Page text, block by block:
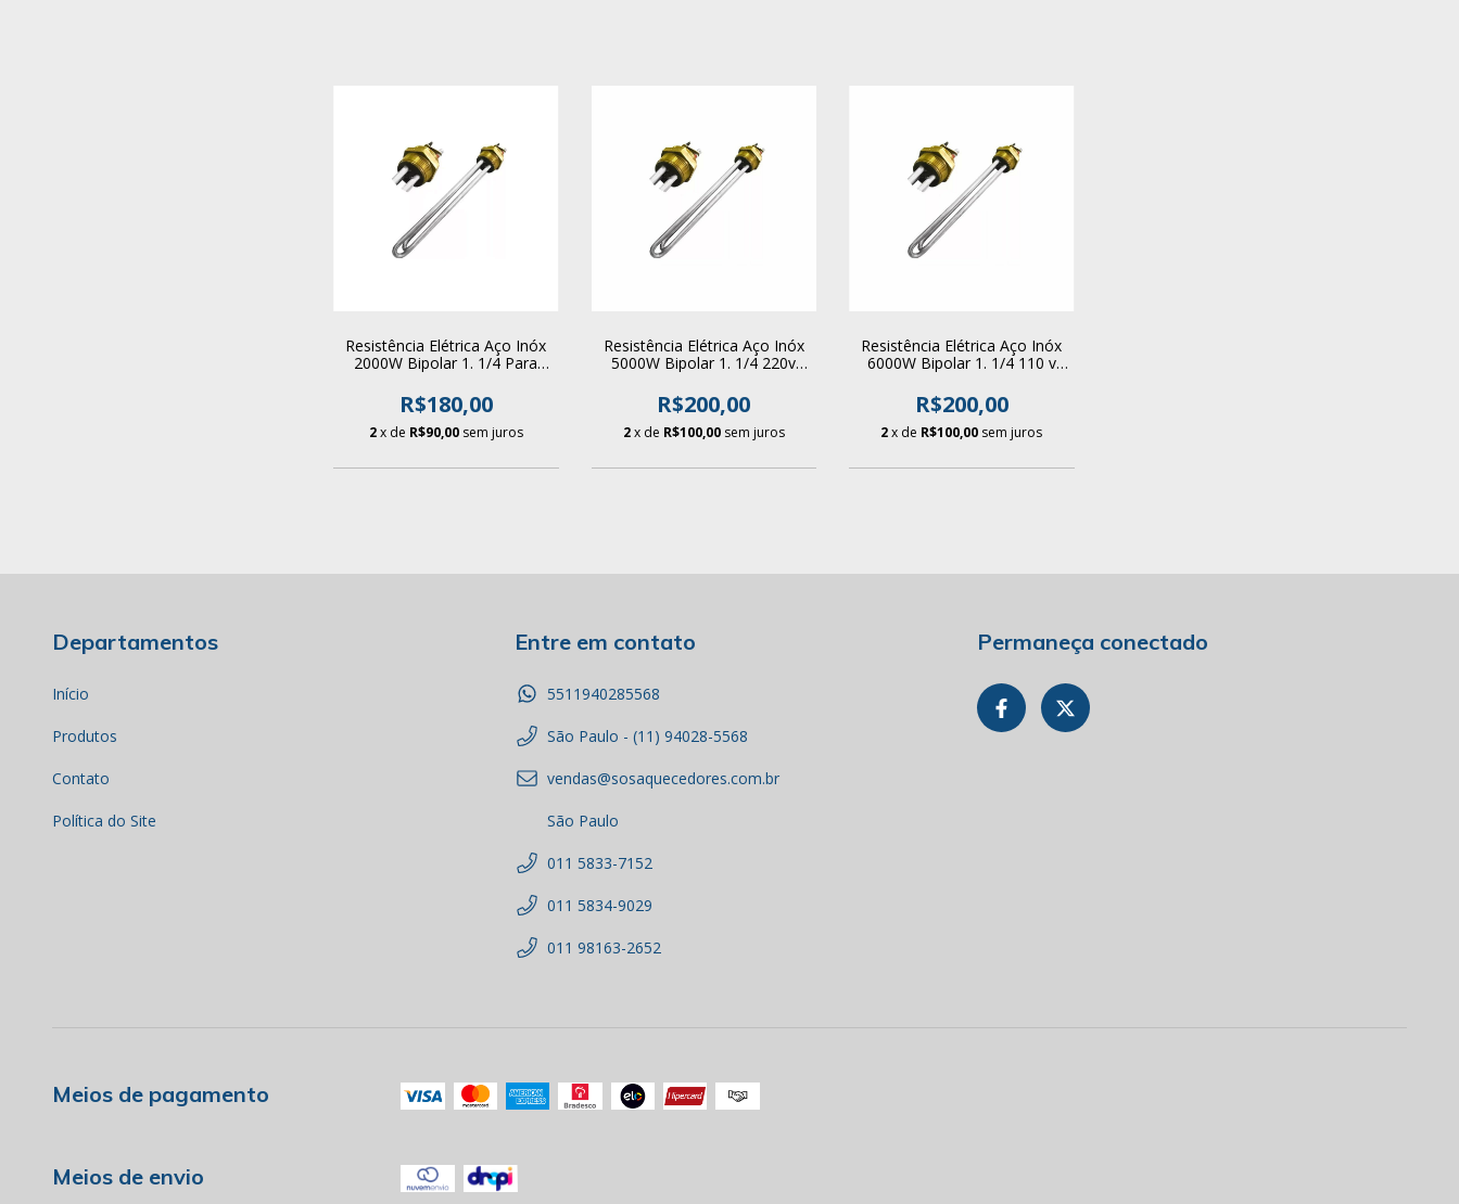
Resistência Elétrica Aço Inóx
2000W Bipolar 1. 1/4 Para
R$180,00
2x de R$90,00 sem juros
Resistência Elétrica Aço Inóx
5000W Bipolar 1. 1/4 220v
R$200,00
2x de R$100,00 sem juros
Resistência Elétrica Aço Inóx
6000W Bipolar 1. 1/4 110 v
R$200,00
2x de R$100,00 sem juros
Departamentos
Início
Produtos
Contato
Política do Site
Entre em contato
5511940285568
São Paulo - (11) 94028-5568
vendas@sosaquecedores.com.br
São Paulo
011 5833-7152
011 5834-9029
011 98163-2652
Permaneça conectado
Meios de pagamento
Meios de envio